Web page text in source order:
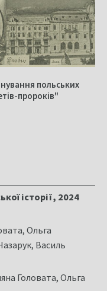
польських
пророків"
історії, 2024
Ольга
Василь
Головата, Ольга